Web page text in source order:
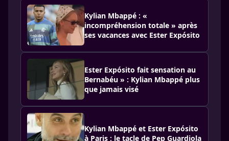
Kylian Mbappé : «
incompréhension totale » après
ses vacances avec Ester Expósito
Ester Expósito fait sensation au
Bernabéu » : Kylian Mbappé plus
que jamais visé
Kylian Mbappé et Ester Expósito
à Paris : le tacle de Pep Guardiola